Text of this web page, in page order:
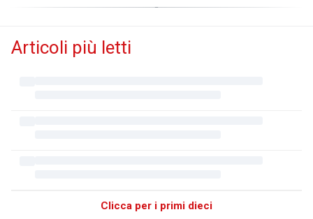
Articoli più letti
Clicca per i primi dieci